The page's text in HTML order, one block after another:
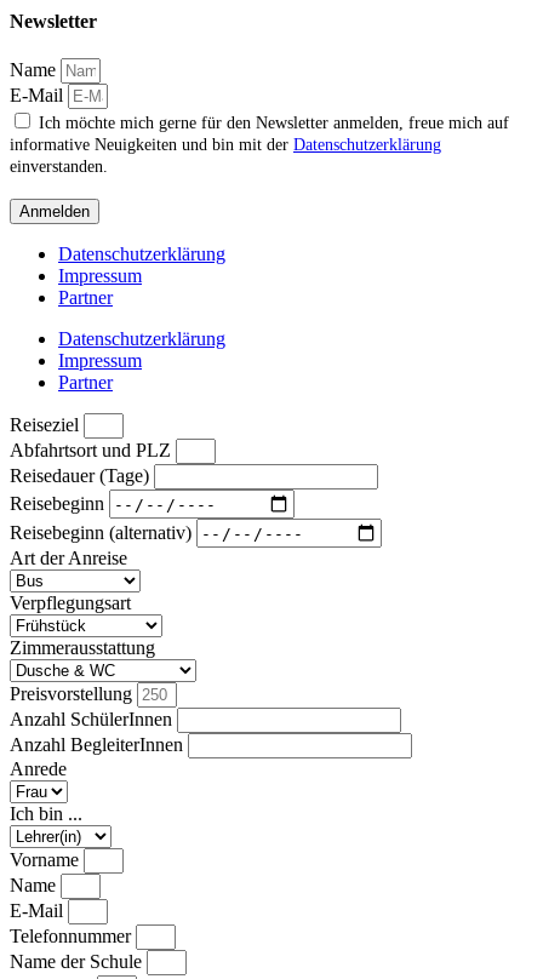
Newsletter
Name
E-Mail
Ich möchte mich gerne für den Newsletter anmelden, freue mich auf
informative Neuigkeiten und bin mit der Datenschutzerklärung
einverstanden.
Anmelden
Datenschutzerklärung
Impressum
Partner
Datenschutzerklärung
Impressum
Partner
Reiseziel
Abfahrtsort und PLZ
Reisedauer (Tage)
Reisebeginn
Reisebeginn (alternativ)
Art der Anreise
Verpflegungsart
Zimmerausstattung
Preisvorstellung
Anzahl SchülerInnen
Anzahl BegleiterInnen
Anrede
Ich bin ...
Vorname
Name
E-Mail
Telefonnummer
Name der Schule